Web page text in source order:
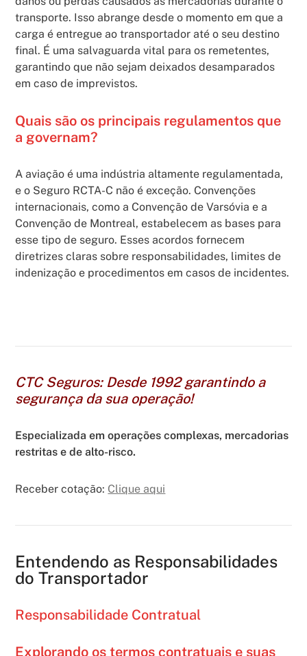
transporte. Isso abrange desde o momento em que a
carga é entregue ao transportador até o seu destino
final. É uma salvaguarda vital para os remetentes,
garantindo que não sejam deixados desamparados
em caso de imprevistos.
Quais são os principais regulamentos que
a governam?
A aviação é uma indústria altamente regulamentada,
e o Seguro RCTA-C não é exceção. Convenções
internacionais, como a Convenção de Varsóvia e a
Convenção de Montreal, estabelecem as bases para
esse tipo de seguro. Esses acordos fornecem
diretrizes claras sobre responsabilidades, limites de
indenização e procedimentos em casos de incidentes.
CTC Seguros: Desde 1992 garantindo a
segurança da sua operação!
Especializada em operações complexas, mercadorias
restritas e de alto-risco.
Receber cotação: Clique aqui
Entendendo as Responsabilidades
do Transportador
Responsabilidade Contratual
Explorando os termos contratuais e suas